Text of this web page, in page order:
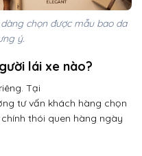
chọn được mẫu bao da
ý.
lái xe nào?
Tại
tư vấn khách hàng chọn
thói quen hàng ngày